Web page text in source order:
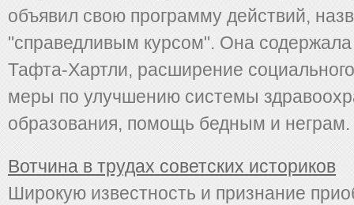
объявил свою программу действий,
"справедливым курсом". Она содержала
Тафта-Хартли, расширение
меры по улучшению системы
образования, помощь бедным и неграм.
Вотчина в трудах советских историков
Широкую известность и признание